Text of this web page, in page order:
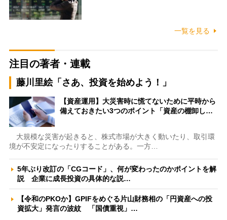
一覧を見る
注目の著者・連載
藤川里絵「さあ、投資を始めよう！」
【資産運用】大災害時に慌てないために平時から
備えておきたい3つのポイント「資産の棚卸し…
大規模な災害が起きると、株式市場が大きく動いたり、取引環
境が不安定になったりすることがある。一方…
5年ぶり改訂の「CGコード」、何が変わったのかポイントを解
説 企業に成長投資の具体的な説…
【令和のPKOか】GPIFをめぐる片山財務相の「円資産への投
資拡大」発言の波紋 「国債重視」…